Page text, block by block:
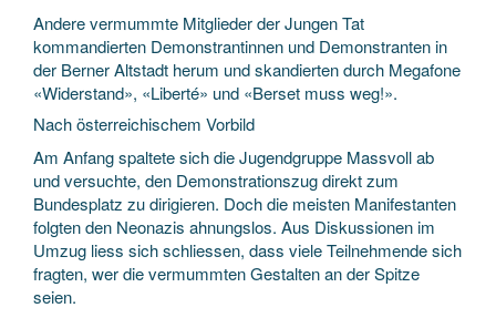
Andere vermummte Mitglieder der Jungen Tat
kommandierten Demonstrantinnen und Demonstranten in
der Berner Altstadt herum und skandierten durch Megafone
«Widerstand», «Liberté» und «Berset muss weg!».
Nach österreichischem Vorbild
Am Anfang spaltete sich die Jugendgruppe Massvoll ab
und versuchte, den Demonstrationszug direkt zum
Bundesplatz zu dirigieren. Doch die meisten Manifestanten
folgten den Neonazis ahnungslos. Aus Diskussionen im
Umzug liess sich schliessen, dass viele Teilnehmende sich
fragten, wer die vermummten Gestalten an der Spitze
seien.